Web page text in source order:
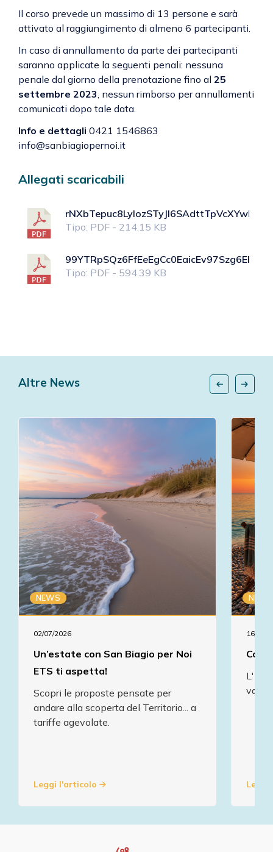
Il corso prevede un massimo di 13 persone e sarà
attivato al raggiungimento di almeno 6 partecipanti.
In caso di annullamento da parte dei partecipanti
saranno applicate la seguenti penali: nessuna
penale dal giorno della prenotazione fino al 25
settembre 2023, nessun rimborso per annullamenti
comunicati dopo tale data.
Info e dettagli 0421 1546863
info@sanbiagiopernoi.it
Allegati scaricabili
Tipo: PDF - 214.15 KB
Tipo: PDF - 594.39 KB
Altre News
NEWS
02/07/2026
Un’estate con San Biagio per Noi
ETS ti aspetta!
Scopri le proposte pensate per
andare alla scoperta del Territorio... a
tariffe agevolate.
Leggi l'articolo
NEWS
16/07/
L'
va in